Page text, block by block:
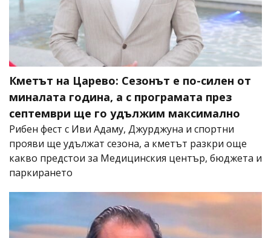
Кметът на Царево: Сезонът е по-силен от
миналата година, а с програмата през
септември ще го удължим максимално
Рибен фест с Иви Адаму, Джурджуна и спортни
прояви ще удължат сезона, а кметът разкри още
какво предстои за Медицинския център, бюджета и
паркирането